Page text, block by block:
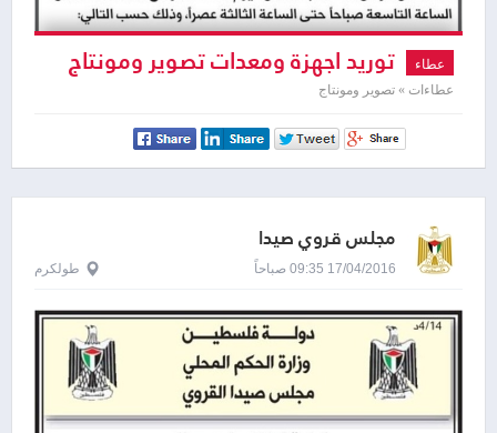
عطاء توريد اجهزة ومعدات تصوير ومونتاج
عطاءات » تصوير ومونتاج
مجلس قروي صيدا
17/04/2016 09:35 صباحاً طولكرم